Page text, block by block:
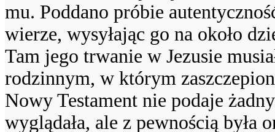
mu. Poddano próbie
wierze, wysyłając go na około
Tam jego trwanie w Jezusie
rodzinnym, w którym
Nowy Testament nie podaje
wyglądała, ale z pewnością była